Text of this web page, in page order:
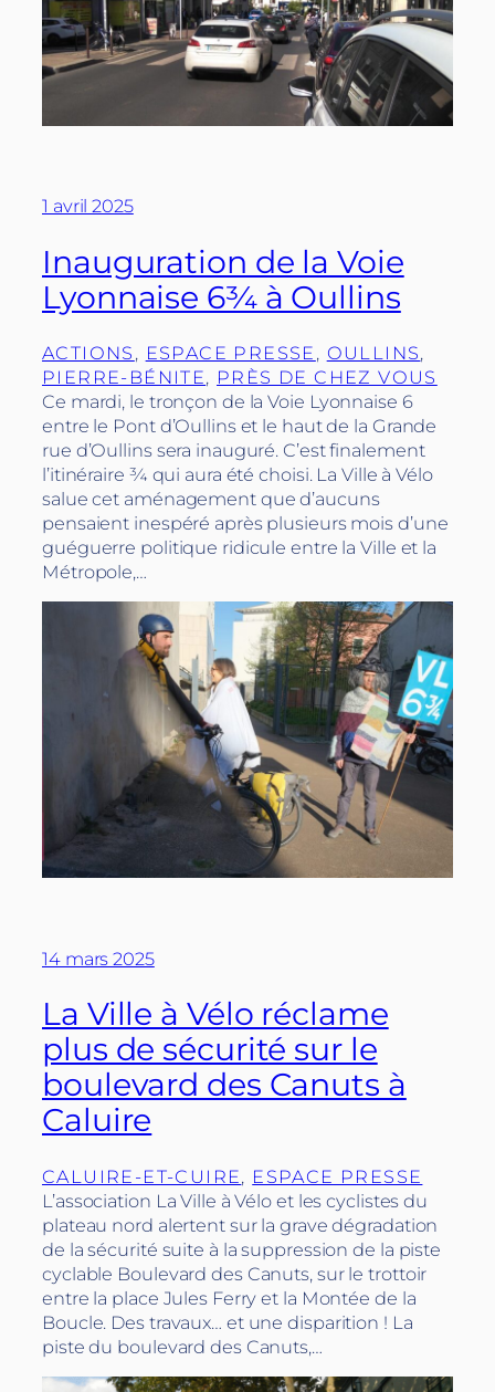
1 avril 2025
Inauguration de la Voie
Lyonnaise 6¾ à Oullins
ACTIONS , ESPACE PRESSE , OULLINS
PIERRE-BÉNITE, PRÈS DE CHEZ VOUS
Ce mardi, le tronçon de la Voie Lyonnaise 6
entre le Pont d’Oullins et le haut de la Grande
rue d’Oullins sera inauguré. C’est finalement
l’itinéraire ¾ qui aura été choisi. La Ville à Vélo
salue cet aménagement que d’aucuns
pensaient inespéré après plusieurs mois d’une
guéguerre politique ridicule entre la Ville et la
Métropole,…
14 mars 2025
La Ville à Vélo réclame
plus de sécurité sur le
boulevard des Canuts à
Caluire
CALUIRE-ET-CUIRE, ESPACE PRESSE
L’association La Ville à Vélo et les cyclistes du
plateau nord alertent sur la grave dégradation
de la sécurité suite à la suppression de la piste
cyclable Boulevard des Canuts, sur le trottoir
entre la place Jules Ferry et la Montée de la
Boucle. Des travaux… et une disparition ! La
piste du boulevard des Canuts,…